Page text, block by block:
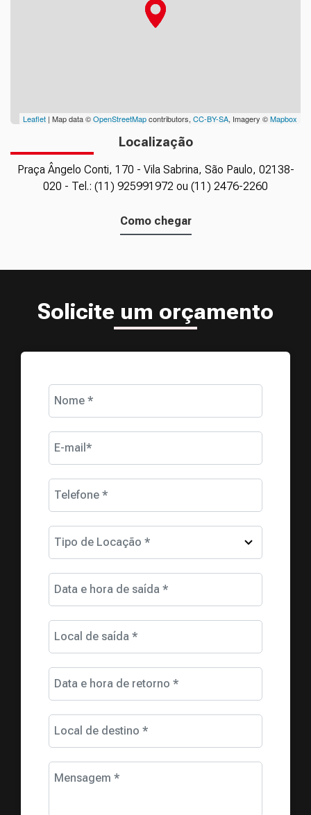
Leaflet | Map data ©OpenStreetMapcontributors, CC-BY-SA, Imagery ©Mapbox
Localização
Praça Ângelo Conti, 170 - Vila Sabrina, São Paulo, 02138-
020 - Tel.: (11) 925991972 ou (11) 2476-2260
Como chegar
Solicite um orçamento
Nome *
E-mail*
Telefone *
Tipo de Locação *
Data e hora de saída *
Local de saída *
Data e hora de retorno *
Local de destino *
Mensagem *